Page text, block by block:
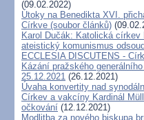
(09.02.2022)
Útoky na Benedikta XVI.
Církve (soubor článků)
Karol Dučák: Katolická církev
ateistický komunismus
ECCLESIA DISCUTENS -
Kázání pražského
25.12.2021 (26.12.2021)
Úvaha konvertity nad
Církev a vakcíny Kardinál
očkování (12.12.2021)
Modlitba za nového biskupa